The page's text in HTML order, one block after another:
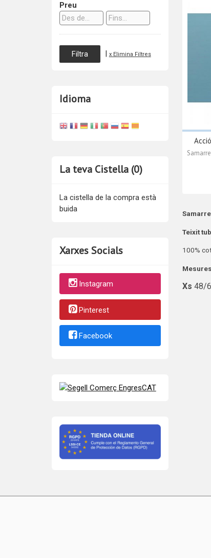
Preu
| x Elimina Filtres
Idioma
La teva Cistella (0)
La cistella de la compra està
buida
Xarxes Socials
Instagram
Pinterest
Facebook
Teixit
100%
Xs 48/